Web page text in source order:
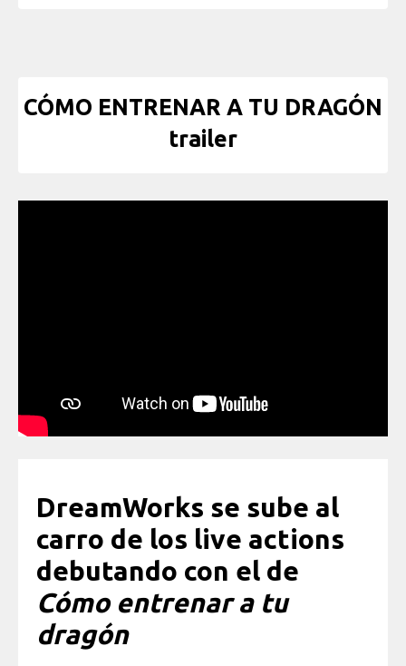
CÓMO ENTRENAR A TU DRAGÓN
trailer
DreamWorks se sube al
carro de los live actions
debutando con el de
Cómo entrenar a tu
dragón